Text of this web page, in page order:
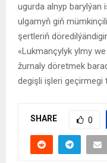
ugurda alnyp barylýan
ulgamyň giň
şertleriň
«Lukmançylyk ylmy
žurnaly döretmek
degişli işleri geçirmegi
SHARE 0